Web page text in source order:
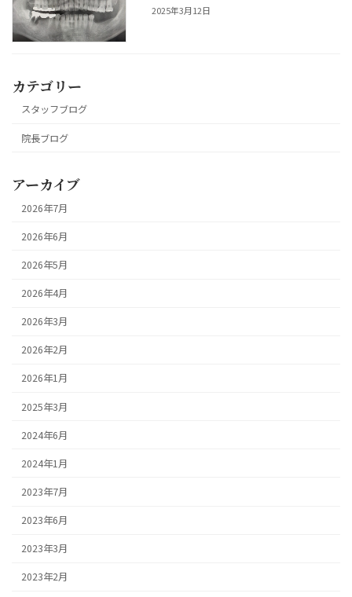
2025年3月12日
カテゴリー
スタッフブログ
院長ブログ
アーカイブ
2026年7月
2026年6月
2026年5月
2026年4月
2026年3月
2026年2月
2026年1月
2025年3月
2024年6月
2024年1月
2023年7月
2023年6月
2023年3月
2023年2月